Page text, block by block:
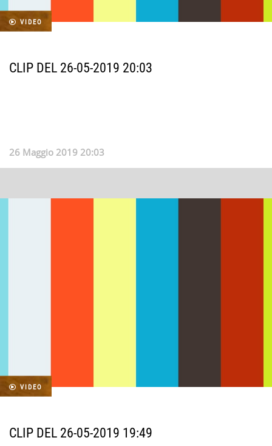
VIDEO
CLIP DEL 26-05-2019 20:03
26 Maggio 2019 20:03
VIDEO
CLIP DEL 26-05-2019 19:49